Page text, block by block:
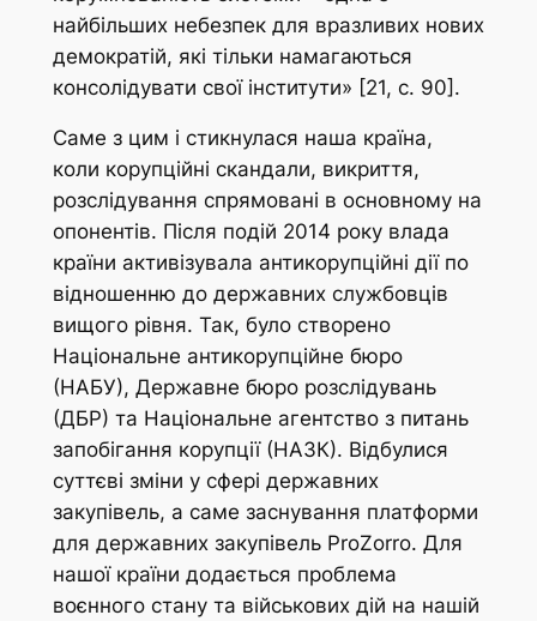
найбільших небезпек для вразливих нових
демократій, які тільки намагаються
консолідувати свої інститути» [21, с. 90].
Саме з цим і стикнулася наша країна,
коли корупційні скандали, викриття,
розслідування спрямовані в основному на
опонентів. Після подій 2014 року влада
країни активізувала антикорупційні дії по
відношенню до державних службовців
вищого рівня. Так, було створено
Національне антикорупційне бюро
(НАБУ), Державне бюро розслідувань
(ДБР) та Національне агентство з питань
запобігання корупції (НАЗК). Відбулися
суттєві зміни у сфері державних
закупівель, а саме заснування платформи
для державних закупівель ProZorro. Для
нашої країни додається проблема
воєнного стану та військових дій на нашій